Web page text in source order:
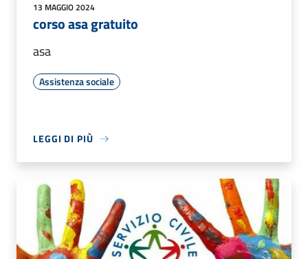
13 MAGGIO 2024
corso asa gratuito
asa
Assistenza sociale
LEGGI DI PIÙ